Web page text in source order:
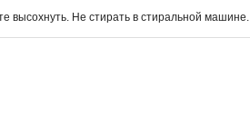
высохнуть. Не стирать в стиральной машине.